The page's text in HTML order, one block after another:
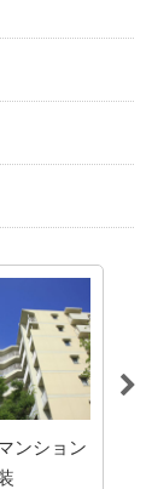
ンション